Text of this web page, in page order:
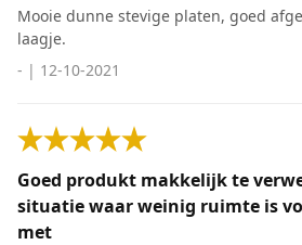
Mooie dunne stevige platen, goed
laagje.
- | 12-10-2021
Goed produkt makkelijk te
situatie waar weinig ruimte is
met